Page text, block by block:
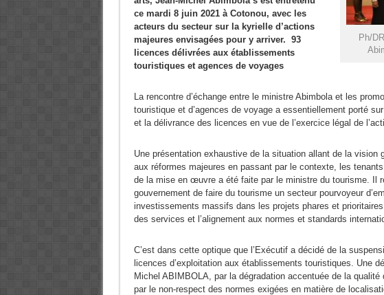
Ph/
ce mardi 8 juin 2021 à Cotonou, avec les
acteurs du secteur sur la kyrielle d’actions
majeures envisagées pour y arriver. 93
licences délivrées aux établissements
touristiques et agences de voyages
La rencontre d’échange entre le ministre Abimbola et les
touristique et d’agences de voyage a essentiellement porté
et la délivrance des licences en vue de l’exercice légal de
Une présentation exhaustive de la situation allant de la vision
aux réformes majeures en passant par le contexte, les
de la mise en œuvre a été faite par le ministre du tourisme. Il
gouvernement de faire du tourisme un secteur pourvoyeur
investissements massifs dans les projets phares et
des services et l’alignement aux normes et standards
C’est dans cette optique que l’Exécutif a décidé de la
licences d’exploitation aux établissements touristiques. Une
Michel ABIMBOLA, par la dégradation accentuée de la
par le non-respect des normes exigées en matière de